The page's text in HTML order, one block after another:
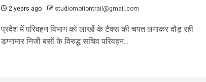
2 years ago studiomotiontrail@gmail.com
प्रदेश में परिवहन विभाग को लाखों के टैक्स की चपत लगाकर दौड़ रही
डग्गामार निजी बसों के विरुद्ध सचिव परिवहन...